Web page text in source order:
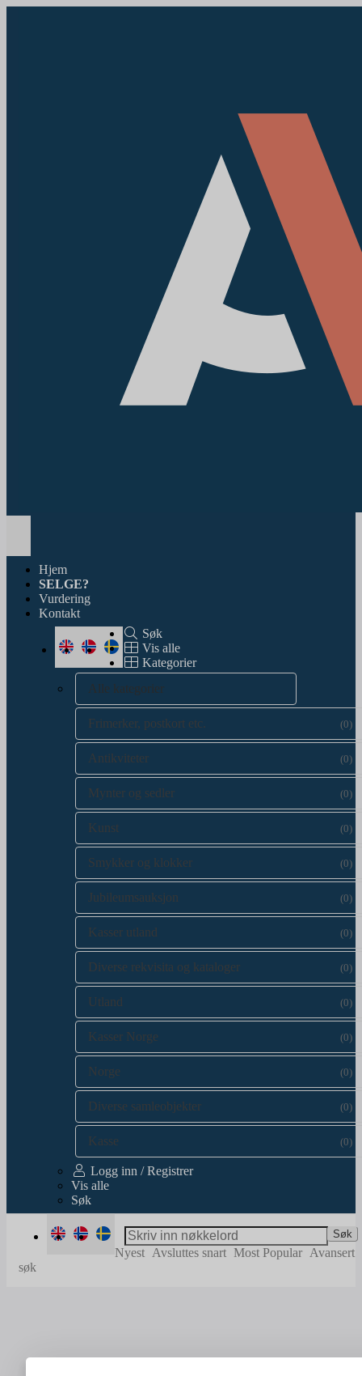
navigation
Hjem
SELGE?
Vurdering
Kontakt
Søk
Vis alle
Kategorier
Alle kategorier
Frimerker, postkort etc. (0)
Antikviteter (0)
Mynter og sedler (0)
Kunst (0)
Smykker og klokker (0)
Jubileumsauksjon (0)
Kasser utland (0)
Diverse rekvisita og kataloger (0)
Utland (0)
Kasser Norge (0)
Norge (0)
Diverse samleobjekter (0)
Kasse (0)
Logg inn / Registrer
Vis alle
Søk
Søk
Nyest Avsluttes snart Most Popular Avansert
søk